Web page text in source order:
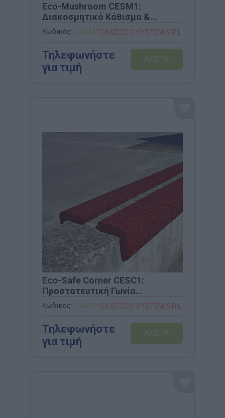
Eco-Mushroom CESM1:
Διακοσμητικό Κάθισμα &
Παιχνίδι Ασφαλείας από
Καουτσούκ
Κωδικός: CESM1 CASEI ECO SYSTEM S.R.L.
Τηλεφωνήστε
για τιμή
Eco-Safe Corner CESC1:
Προστατευτική Γωνία
Ασφαλείας από Ανακυκλωμένο
Καουτσούκ
Κωδικός: CESC1 CASEI ECO SYSTEM S.R.L.
Τηλεφωνήστε
για τιμή